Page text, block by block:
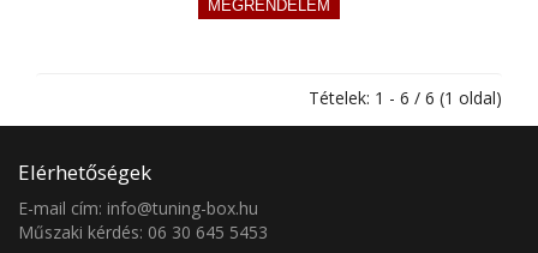
Tételek: 1 - 6 / 6 (1 oldal)
Elérhetőségek
E-mail cím: info@tuning-box.hu
Műszaki kérdés: 06 30 645 5453